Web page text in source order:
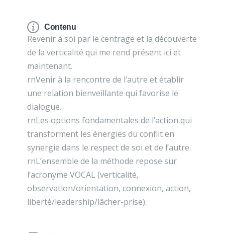
Contenu
Revenir à soi par le centrage et la découverte
de la verticalité qui me rend présent ici et
maintenant.
rnVenir à la rencontre de l’autre et établir
une relation bienveillante qui favorise le
dialogue.
rnLes options fondamentales de l’action qui
transforment les énergies du conflit en
synergie dans le respect de soi et de l’autre.
rnL’ensemble de la méthode repose sur
l’acronyme VOCAL (verticalité,
observation/orientation, connexion, action,
liberté/leadership/lâcher-prise).